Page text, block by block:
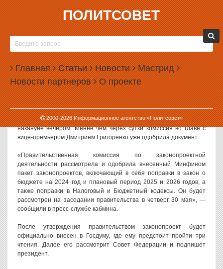
ПОЛИТСОВЕТ
Главная Статьи Новости Мастрид
Новости партнеров О проекте
2000-2026Информационное агентство «Политсовет»
29.05.2024, 13:46
ПРАВИТЕЛЬСТВЕННАЯ КОМИССИЯ
ОДОБРИЛА НАЛОГОВУЮ РЕФОРМУ
Правительственная комиссия по законопроектной деятельности
одобрила проект налоговой реформы, предложенной
министерством финансов. Уже завтра инициативу рассмотрит
само правительство.
О том, что Минфин подготовил законопроект, стало известно
накануне вечером. Менее чем через сутки комиссия во главе с
вице-премьером Дмитрием Григоренко уже одобрила документ.
«Правительственная комиссия по законопроектной
деятельности рассмотрела и одобрила внесенный Минфином
пакет законопроектов, включающий в себя поправки в закон о
бюджете на 2024 год и плановый период 2025 и 2026 годов, а
также поправки в Налоговый и Бюджетный кодексы. Он будет
рассмотрен на заседании правительства в четверг 30 мая», —
сообщили в пресс-службе кабмина.
После утверждения правительством законопроект будет
официально внесен в Госдуму, где ему предстоит пройти три
чтения. Далее его рассмотрит Совет Федерации и подпишет
президент.